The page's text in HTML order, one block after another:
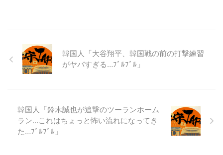
韓国人「大谷翔平、韓国戦の前の打撃練習
がヤバすぎる…ﾌﾞﾙﾌﾞﾙ」
韓国人「鈴木誠也が追撃のツーランホーム
ラン…これはちょっと怖い流れになってき
た…ﾌﾞﾙﾌﾞﾙ」